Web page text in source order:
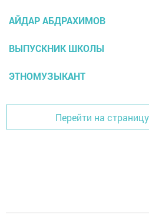
АЙДАР АБДРАХИМОВ
ВЫПУСКНИК ШКОЛЫ
ЭТНОМУЗЫКАНТ
Перейти на